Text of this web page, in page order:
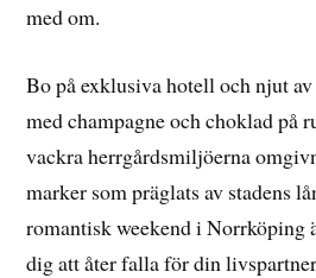
med om.
Bo på exklusiva hotell och njut
med champagne och choklad på
vackra herrgårdsmiljöerna
marker som präglats av stadens
romantisk weekend i Norrköping
dig att åter falla för din